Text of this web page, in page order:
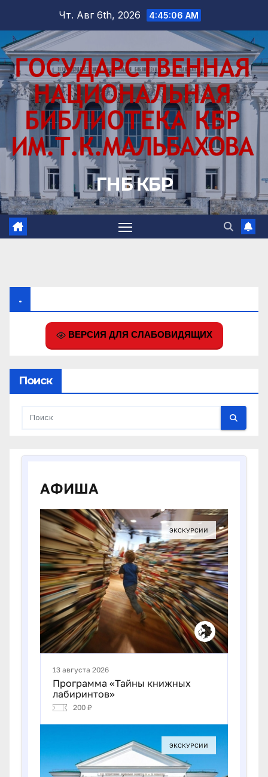
содержимому
Чт. Авг 6th, 2026 4:45:07 AM
ГНБ КБР
.
ВЕРСИЯ ДЛЯ СЛАБОВИДЯЩИХ
Поиск